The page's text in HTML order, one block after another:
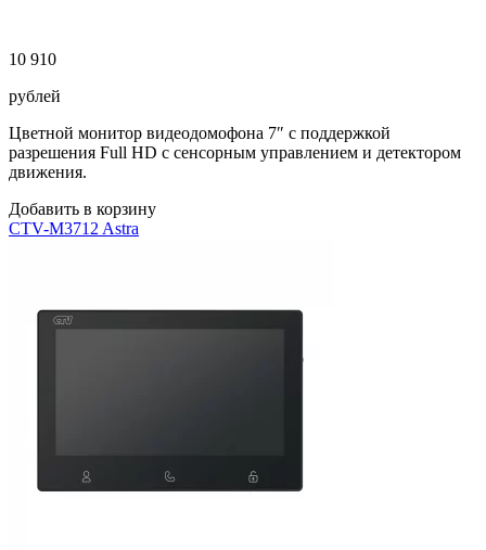
10 910
рублей
Цветной монитор видеодомофона 7″ с поддержкой
разрешения Full HD с сенсорным управлением и детектором
движения.
Добавить в корзину
CTV-M3712 Astra